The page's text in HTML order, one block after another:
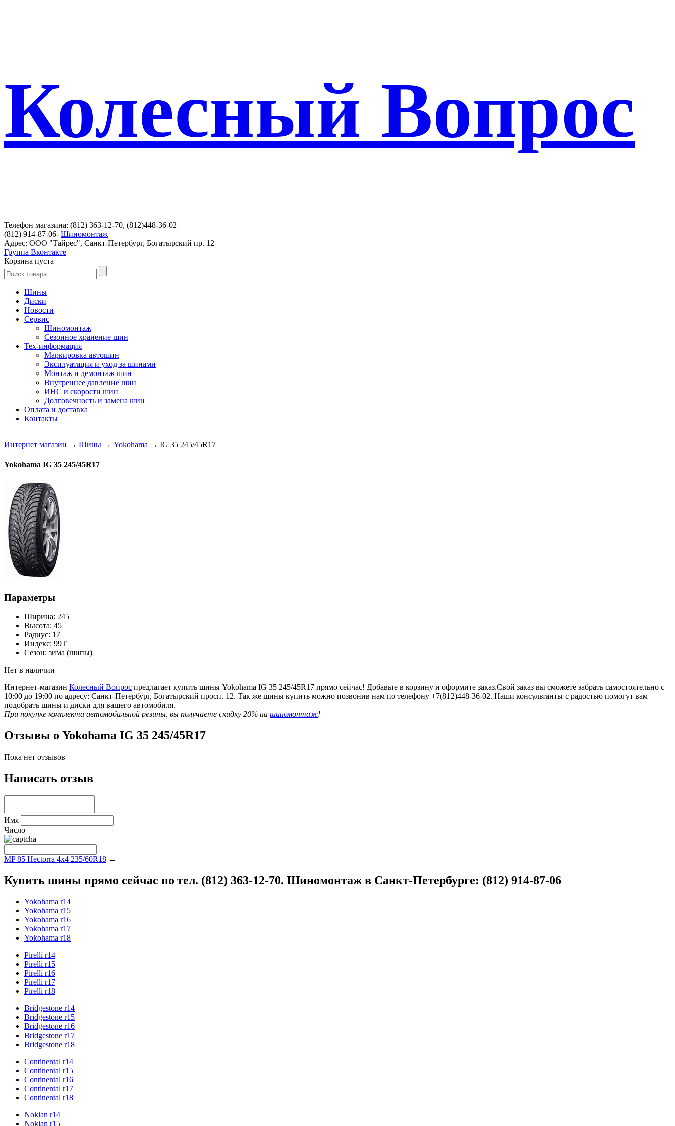
Колесный Вопрос
Телефон магазина: (812) 363-12-70, (812)448-36-02
(812) 914-87-06- Шиномонтаж
Адрес: ООО "Тайрес", Санкт-Петербург, Богатырский пр. 12
Группа Вконтакте
Корзина пуста
Шины
Диски
Новости
Сервис
Шиномонтаж
Сезонное хранение шин
Тех-информация
Маркировка автошин
Эксплуатация и уход за шинами
Монтаж и демонтаж шин
Внутреннее давление шин
ИНС и скорости шин
Долговечность и замена шин
Оплата и доставка
Контакты
Интернет магазин → Шины → Yokohama → IG 35 245/45R17
Yokohama IG 35 245/45R17
Параметры
Ширина: 245
Высота: 45
Радиус: 17
Индекс: 99T
Сезон: зима (шипы)
Нет в наличии
Интернет-магазин Колесный Вопрос предлагает купить шины Yokohama IG 35 245/45R17 прямо сейчас! Добавьте в корзину и оформите заказ.Свой заказ вы сможете забрать самостоятельно с
10:00 до 19:00 по адресу: Санкт-Петербург, Богатырский просп. 12. Так же шины купить можно позвонив нам по телефону +7(812)448-36-02. Наши консультанты с радостью помогут вам
подобрать шины и диски для вашего автомобиля.
При покупке комплекта автомобильной резины, вы получаете скидку 20% на шиномонтаж!
Отзывы о Yokohama IG 35 245/45R17
Пока нет отзывов
Написать отзыв
Имя
Число
MP 85 Hectorra 4x4 235/60R18 →
Купить шины прямо сейчас по тел. (812) 363-12-70. Шиномонтаж в Санкт-Петербурге: (812) 914-87-06
Yokohama r14
Yokohama r15
Yokohama r16
Yokohama r17
Yokohama r18
Pirelli r14
Pirelli r15
Pirelli r16
Pirelli r17
Pirelli r18
Bridgestone r14
Bridgestone r15
Bridgestone r16
Bridgestone r17
Bridgestone r18
Continental r14
Continental r15
Continental r16
Continental r17
Continental r18
Nokian r14
Nokian r15